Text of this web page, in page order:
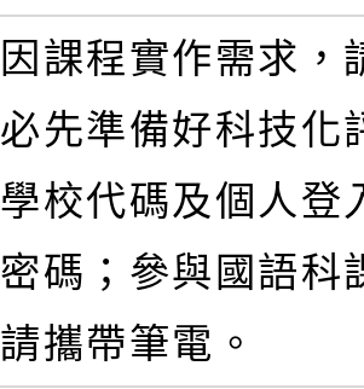
因課程實作需求，
必先準備好科技化
學校代碼及個人登
密碼；參與國語科
請攜帶筆電。